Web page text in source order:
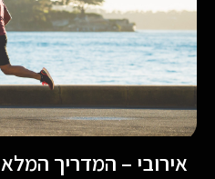
אירובי – המדריך המלא